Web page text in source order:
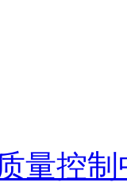
量控制